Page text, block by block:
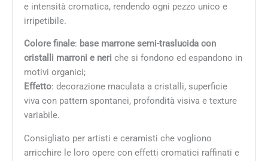
e intensità cromatica, rendendo ogni pezzo unico e
irripetibile.
Colore finale: base marrone semi-traslucida con
cristalli marroni e neri che si fondono ed espandono in
motivi organici;
Effetto: decorazione maculata a cristalli, superficie
viva con pattern spontanei, profondità visiva e texture
variabile.
Consigliato per artisti e ceramisti che vogliono
arricchire le loro opere con effetti cromatici raffinati e